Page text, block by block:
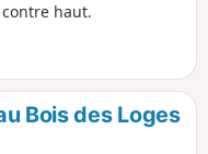
haut.
Bois des Loges